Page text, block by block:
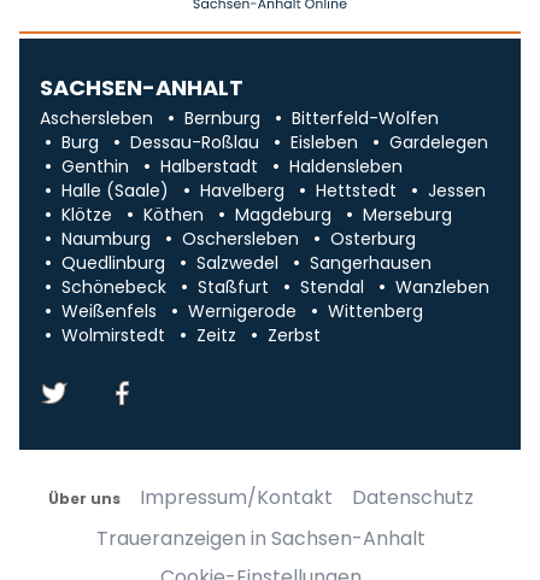
SACHSEN-ANHALT
Aschersleben Bernburg
Bitterfeld-Wolfen
Burg
Dessau-Roßlau Eisleben
Gardelegen
Genthin
Halberstadt
Haldensleben
Halle (Saale)
Havelberg Hettstedt
Jessen
Klötze
Köthen Magdeburg
Merseburg
Naumburg
Oschersleben
Osterburg
Quedlinburg
Salzwedel
Sangerhausen
Schönebeck
Staßfurt Stendal
Wanzleben
Weißenfels
Wernigerode
Wittenberg
Wolmirstedt
Zeitz Zerbst
Über uns Impressum/Kontakt
Datenschutz
Traueranzeigen in Sachsen-Anhalt